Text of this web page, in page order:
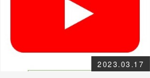
2023.03.17